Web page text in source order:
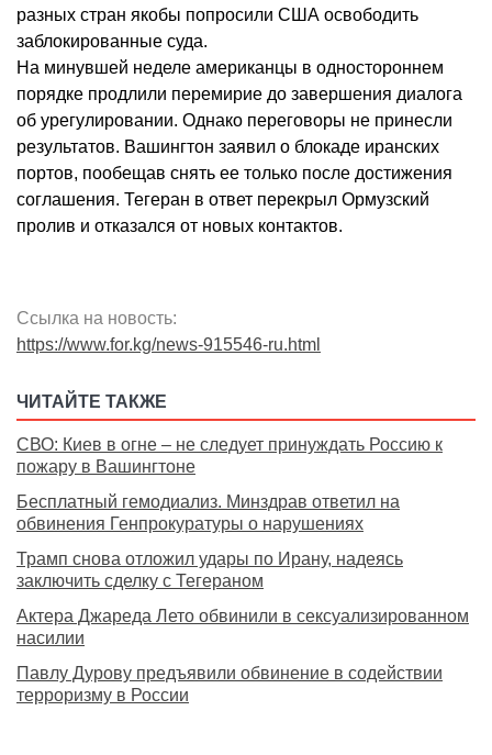
разных стран якобы попросили США освободить
заблокированные суда.
На минувшей неделе американцы в одностороннем
порядке продлили перемирие до завершения диалога
об урегулировании. Однако переговоры не принесли
результатов. Вашингтон заявил о блокаде иранских
портов, пообещав снять ее только после достижения
соглашения. Тегеран в ответ перекрыл Ормузский
пролив и отказался от новых контактов.
Ссылка на новость:
https://www.for.kg/news-915546-ru.html
ЧИТАЙТЕ ТАКЖЕ
СВО: Киев в огне – не следует принуждать Россию к
пожару в Вашингтоне
Бесплатный гемодиализ. Минздрав ответил на
обвинения Генпрокуратуры о нарушениях
Трамп снова отложил удары по Ирану, надеясь
заключить сделку с Тегераном
Актера Джареда Лето обвинили в сексуализированном
насилии
Павлу Дурову предъявили обвинение в содействии
терроризму в России